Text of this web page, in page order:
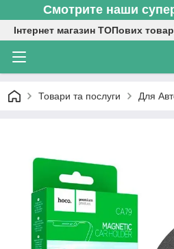
Смотрите наши
Інтернет магазин ТОПових
Товари та послуги Для